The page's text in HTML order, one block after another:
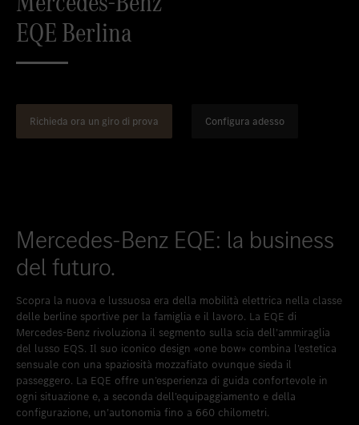
Inserire nei preferiti
Berna
Inserire nei preferiti
Biel
Inserire nei preferiti
Granges-Paccot
Inserire nei preferiti
Lugano-Pazzallo
Inserire nei preferiti
Schlieren Occasioni
Inserire nei preferiti
Stäfa
Inserire nei preferiti
Vezia
Inserire nei preferiti
Winterthur
Inserire nei preferiti
Zollikon
Inserire nei preferiti
Zürich-Nord
EQE Berlina
Richieda ora un giro di prova Configura adesso
Mercedes-Benz EQE: la business
del futuro.
Scopra la nuova e lussuosa era della mobilità elettrica nella classe
delle berline sportive per la famiglia e il lavoro. La EQE di
Mercedes-Benz rivoluziona il segmento sulla scia dell’ammiraglia
del lusso EQS. Il suo iconico design «one bow» combina l’estetica
sensuale con una spaziosità mozzafiato ovunque sieda il
passeggero. La EQE offre un’esperienza di guida confortevole in
ogni situazione e, a seconda dell’equipaggiamento e della
configurazione, un’autonomia fino a 660 chilometri.